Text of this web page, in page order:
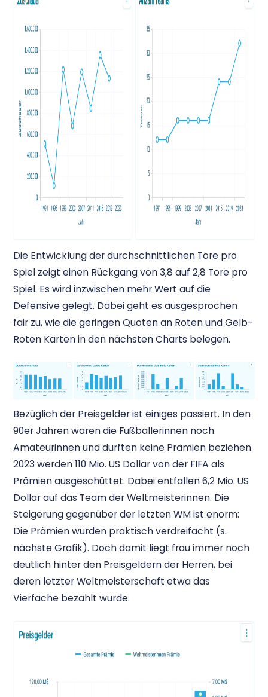
Die Entwicklung der durchschnittlichen Tore pro
Spiel zeigt einen Rückgang von 3,8 auf 2,8 Tore pro
Spiel. Es wird inzwischen mehr Wert auf die
Defensive gelegt. Dabei geht es ausgesprochen
fair zu, wie die geringen Quoten an Roten und Gelb-
Roten Karten in den nächsten Charts belegen.
Bezüglich der Preisgelder ist einiges passiert. In den
90er Jahren waren die Fußballerinnen noch
Amateurinnen und durften keine Prämien beziehen.
2023 werden 110 Mio. US Dollar von der FIFA als
Prämien ausgeschüttet. Dabei entfallen 6,2 Mio. US
Dollar auf das Team der Weltmeisterinnen. Die
Steigerung gegenüber der letzten WM ist enorm:
Die Prämien wurden praktisch verdreifacht (s.
nächste Grafik). Doch damit liegt frau immer noch
deutlich hinter den Preisgeldern der Herren, bei
deren letzter Weltmeisterschaft etwa das
Vierfache bezahlt wurde.